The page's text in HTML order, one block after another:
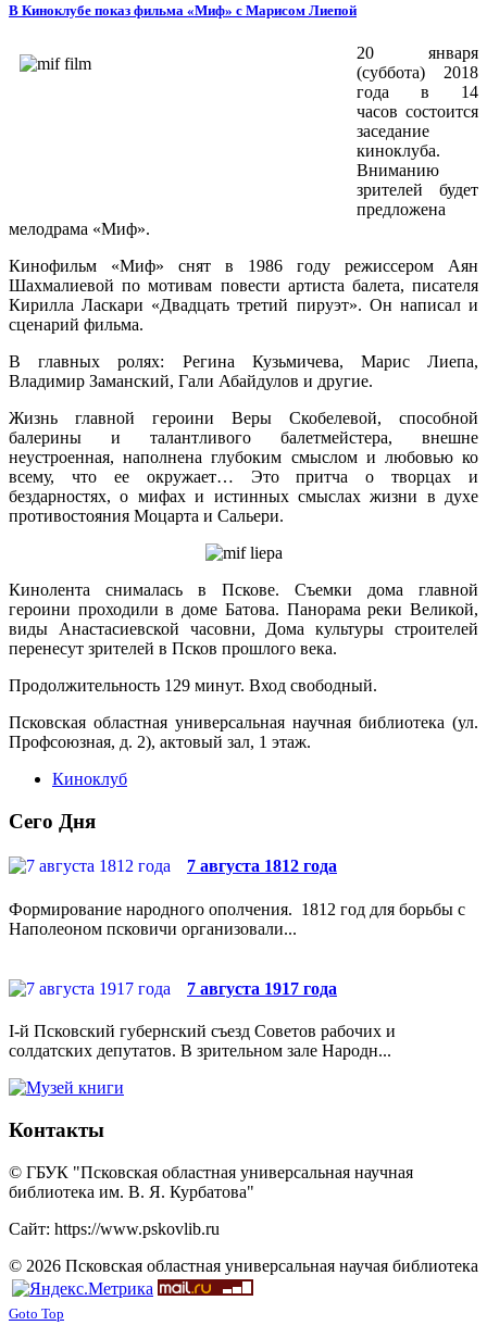
В Киноклубе показ фильма «Миф» с Марисом Лиепой
20 января
(суббота) 2018
года в 14
часов состоится
заседание
киноклуба.
Вниманию
зрителей будет
предложена
мелодрама «Миф».
Кинофильм «Миф» снят в 1986 году режиссером Аян
Шахмалиевой по мотивам повести артиста балета, писателя
Кирилла Ласкари «Двадцать третий пируэт». Он написал и
сценарий фильма.
В главных ролях: Регина Кузьмичева, Марис Лиепа,
Владимир Заманский, Гали Абайдулов и другие.
Жизнь главной героини Веры Скобелевой, способной
балерины и талантливого балетмейстера, внешне
неустроенная, наполнена глубоким смыслом и любовью ко
всему, что ее окружает… Это притча о творцах и
бездарностях, о мифах и истинных смыслах жизни в духе
противостояния Моцарта и Сальери.
Кинолента снималась в Пскове. Съемки дома главной
героини проходили в доме Батова. Панорама реки Великой,
виды Анастасиевской часовни, Дома культуры строителей
перенесут зрителей в Псков прошлого века.
Продолжительность 129 минут. Вход свободный.
Псковская областная универсальная научная библиотека (ул.
Профсоюзная, д. 2), актовый зал, 1 этаж.
Киноклуб
Сего Дня
7 августа 1812 года
Формирование народного ополчения. 1812 год для борьбы с
Наполеоном псковичи организовали...
7 августа 1917 года
I-й Псковский губернский съезд Советов рабочих и
солдатских депутатов. В зрительном зале Народн...
Контакты
© ГБУК "Псковская областная универсальная научная
библиотека им. В. Я. Курбатова"
Сайт: https://www.pskovlib.ru
© 2026 Псковская областная универсальная научая библиотека
Goto Top